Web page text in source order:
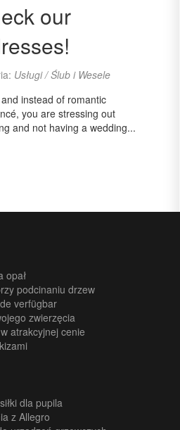
our
Usługi / Ślub i Wesele
instead of romantic
you are stressing out
and not having a wedding...
opał
podcinaniu drzew
verfügbar
zwierzęcia
atrakcyjnej cenie
dla pupila
z Allegro